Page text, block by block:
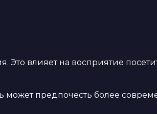
влияет на восприятие
может предпочесть более